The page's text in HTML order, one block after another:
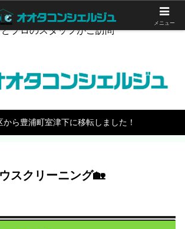
ーニング。エアコン掃除やワックスがけ
プロのスタッフがご訪問
から豊浦町室津下に移転しました！
スクリーニング🏡
メニュー